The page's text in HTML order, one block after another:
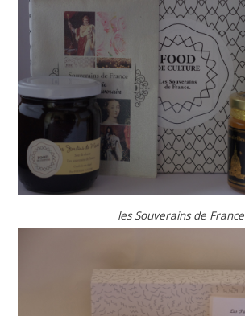
les Souverains de France